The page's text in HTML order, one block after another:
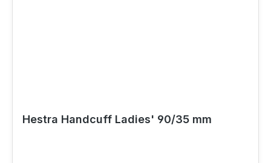
Hestra Handcuff Ladies' 90/35 mm